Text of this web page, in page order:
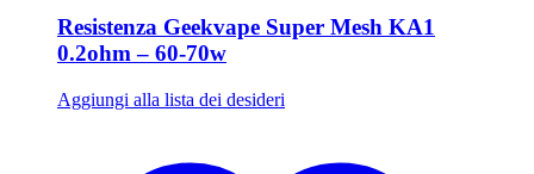
Resistenza Geekvape Super Mesh KA1
0.2ohm – 60-70w
Aggiungi alla lista dei desideri